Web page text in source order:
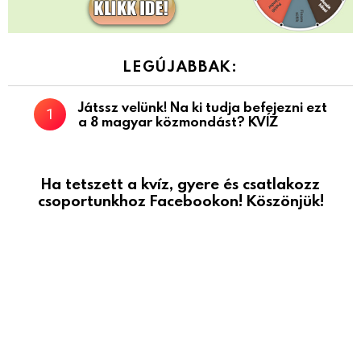
LEGÚJABBAK:
Játssz velünk! Na ki tudja befejezni ezt
a 8 magyar közmondást? KVÍZ
Ha tetszett a kvíz, gyere és csatlakozz
csoportunkhoz Facebookon! Köszönjük!